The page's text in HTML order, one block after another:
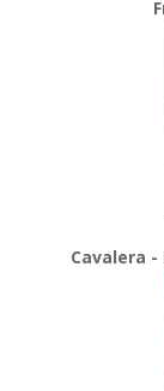
Cavalera